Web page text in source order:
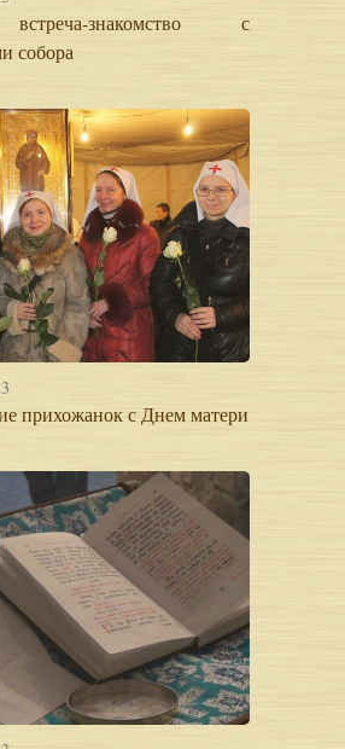
знакомство с
собора
прихожанок с Днем матери